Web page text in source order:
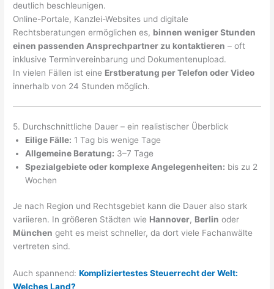
deutlich beschleunigen.
Online-Portale, Kanzlei-Websites und digitale
Rechtsberatungen ermöglichen es, binnen weniger Stunden
einen passenden Ansprechpartner zu kontaktieren – oft
inklusive Terminvereinbarung und Dokumentenupload.
In vielen Fällen ist eine Erstberatung per Telefon oder Video
innerhalb von 24 Stunden möglich.
5. Durchschnittliche Dauer – ein realistischer Überblick
Eilige Fälle: 1 Tag bis wenige Tage
Allgemeine Beratung: 3–7 Tage
Spezialgebiete oder komplexe Angelegenheiten: bis zu 2
Wochen
Je nach Region und Rechtsgebiet kann die Dauer also stark
variieren. In größeren Städten wie Hannover, Berlin oder
München geht es meist schneller, da dort viele Fachanwälte
vertreten sind.
Auch spannend:Kompliziertestes Steuerrecht der Welt:
Welches Land?